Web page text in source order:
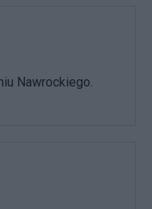
Nawrockiego.